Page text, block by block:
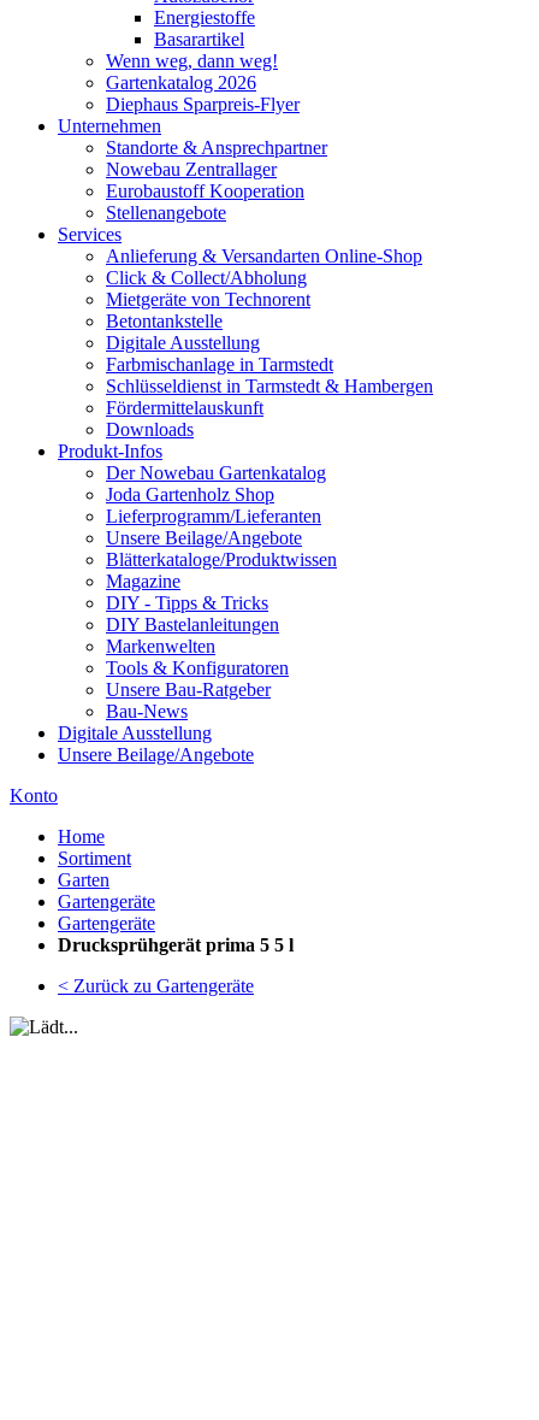
Energiestoffe
Basarartikel
Wenn weg, dann weg!
Gartenkatalog 2026
Diephaus Sparpreis-Flyer
Unternehmen
Standorte & Ansprechpartner
Nowebau Zentrallager
Eurobaustoff Kooperation
Stellenangebote
Services
Anlieferung & Versandarten Online-Shop
Click & Collect/Abholung
Mietgeräte von Technorent
Betontankstelle
Digitale Ausstellung
Farbmischanlage in Tarmstedt
Schlüsseldienst in Tarmstedt & Hambergen
Fördermittelauskunft
Downloads
Produkt-Infos
Der Nowebau Gartenkatalog
Joda Gartenholz Shop
Lieferprogramm/Lieferanten
Unsere Beilage/Angebote
Blätterkataloge/Produktwissen
Magazine
DIY - Tipps & Tricks
DIY Bastelanleitungen
Markenwelten
Tools & Konfiguratoren
Unsere Bau-Ratgeber
Bau-News
Digitale Ausstellung
Unsere Beilage/Angebote
Konto
Home
Sortiment
Garten
Gartengeräte
Gartengeräte
Drucksprühgerät prima 5 5 l
< Zurück zu Gartengeräte